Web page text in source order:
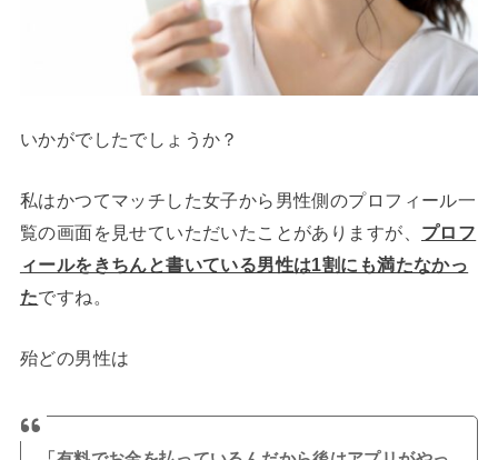
いかがでしたでしょうか？
私はかつてマッチした女子から男性側のプロフィール一
覧の画面を見せていただいたことがありますが、 プロフ
ィールをきちんと書いている男性は1割にも満たなかっ
たですね。
殆どの男性は